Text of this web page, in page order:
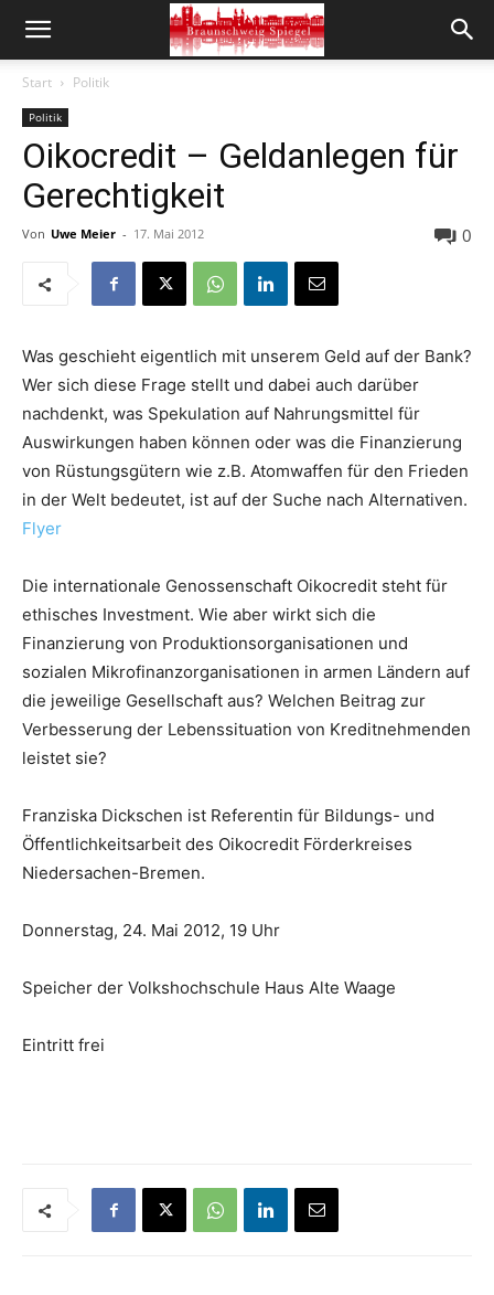
Start Politik
Politik
Oikocredit – Geldanlegen für
Gerechtigkeit
Von Uwe Meier - 17. Mai 2012 0
Was geschieht eigentlich mit unserem Geld auf der Bank?
Wer sich diese Frage stellt und dabei auch darüber
nachdenkt, was Spekulation auf Nahrungsmittel für
Auswirkungen haben können oder was die Finanzierung
von Rüstungsgütern wie z.B. Atomwaffen für den Frieden
in der Welt bedeutet, ist auf der Suche nach Alternativen.
Flyer
Die internationale Genossenschaft Oikocredit steht für
ethisches Investment. Wie aber wirkt sich die
Finanzierung von Produktionsorganisationen und
sozialen Mikrofinanzorganisationen in armen Ländern auf
die jeweilige Gesellschaft aus? Welchen Beitrag zur
Verbesserung der Lebenssituation von Kreditnehmenden
leistet sie?
Franziska Dickschen ist Referentin für Bildungs- und
Öffentlichkeitsarbeit des Oikocredit Förderkreises
Niedersachen-Bremen.
Donnerstag, 24. Mai 2012, 19 Uhr
Speicher der Volkshochschule Haus Alte Waage
Eintritt frei